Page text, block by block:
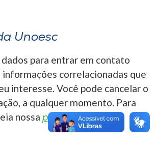
Unoesc
para entrar em contato
informações correlacionadas que
interesse. Você pode cancelar o
a qualquer momento. Para
nossa política de